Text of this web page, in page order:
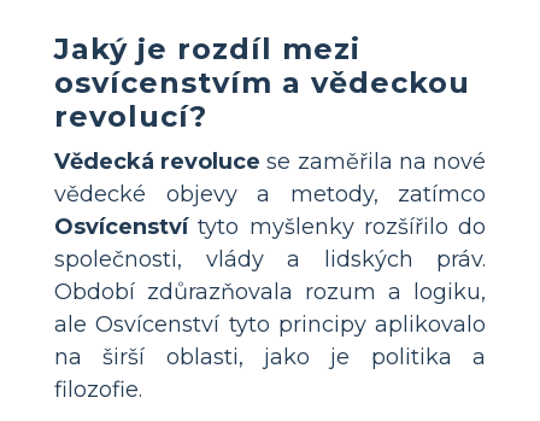
Jaký je rozdíl mezi
osvícenstvím a vědeckou
revolucí?
Vědecká revoluce se zaměřila na nové
vědecké objevy a metody, zatímco
Osvícenstvítyto myšlenky rozšířilo do
společnosti, vlády a lidských práv.
Období zdůrazňovala rozum a logiku,
ale Osvícenství tyto principy aplikovalo
na širší oblasti, jako je politika a
filozofie.